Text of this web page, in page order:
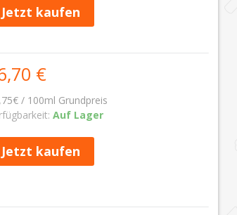
Jetzt kaufen
€
/ 100ml Grundpreis
Auf Lager
Jetzt kaufen